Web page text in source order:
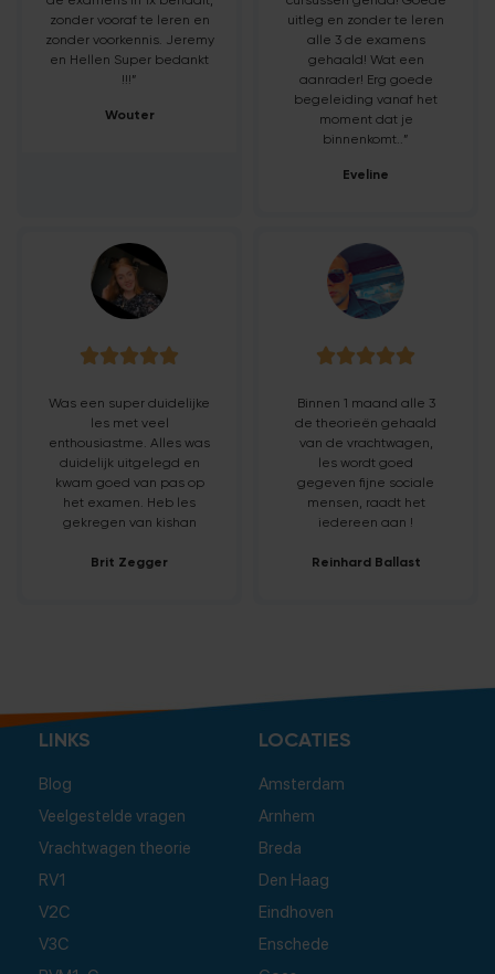
zonder vooraf te leren en
zonder voorkennis. Jeremy
en Hellen Super bedankt
!!!”
Wouter
uitleg en zonder te leren
alle 3 de examens
gehaald! Wat een
aanrader! Erg goede
begeleiding vanaf het
moment dat je
binnenkomt..”
Eveline

Was een super duidelijke
les met veel
enthousiastme. Alles was
duidelijk uitgelegd en
kwam goed van pas op
het examen. Heb les
gekregen van kishan
Brit Zegger

Binnen 1 maand alle 3
de theorieën gehaald
van de vrachtwagen,
les wordt goed
gegeven fijne sociale
mensen, raadt het
iedereen aan !
Reinhard Ballast
LINKS
Blog
Veelgestelde vragen
Vrachtwagen theorie
RV1
V2C
V3C
LOCATIES
Amsterdam
Arnhem
Breda
Den Haag
Eindhoven
Enschede